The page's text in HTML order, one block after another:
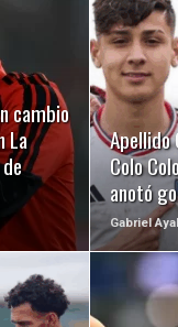
cambio
La
Apellido
Colo
anotó
Gabriel